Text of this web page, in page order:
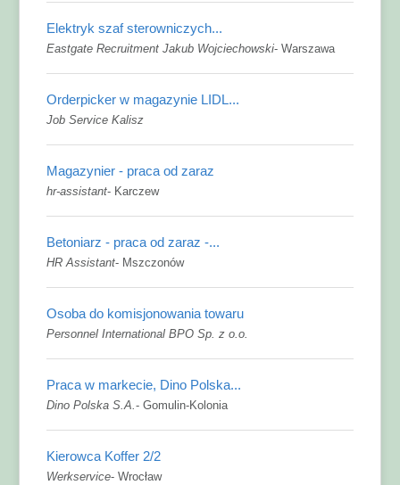
Elektryk szaf sterowniczych...
Eastgate Recruitment Jakub Wojciechowski-Warszawa
Orderpicker w magazynie LIDL...
Job Service Kalisz
Magazynier - praca od zaraz
hr-assistant- Karczew
Betoniarz - praca od zaraz -...
HR Assistant- Mszczonów
Osoba do komisjonowania towaru
Personnel International BPO Sp. z o.o.
Praca w markecie, Dino Polska...
Dino Polska S.A.-Gomulin-Kolonia
Kierowca Koffer 2/2
Werkservice-Wrocław